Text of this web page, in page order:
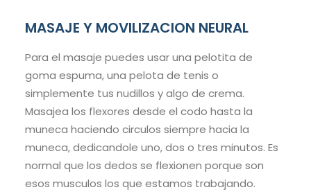
MASAJE Y MOVILIZACION NEURAL
Para el masaje puedes usar una pelotita de
goma espuma, una pelota de tenis o
simplemente tus nudillos y algo de crema.
Masajea los flexores desde el codo hasta la
muneca haciendo circulos siempre hacia la
muneca, dedicandole uno, dos o tres minutos. Es
normal que los dedos se flexionen porque son
esos musculos los que estamos trabajando.